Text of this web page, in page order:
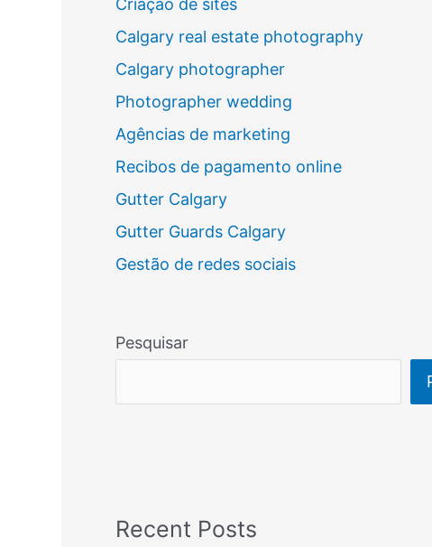
Criação de sites
Calgary real estate photography
Calgary photographer
Photographer wedding
Agências de marketing
Recibos de pagamento online
Gutter Calgary
Gutter Guards Calgary
Gestão de redes sociais
Pesquisar
Recent Posts